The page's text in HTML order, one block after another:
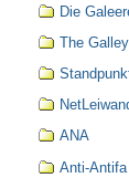
Die
The Galley
ANA
Anti-